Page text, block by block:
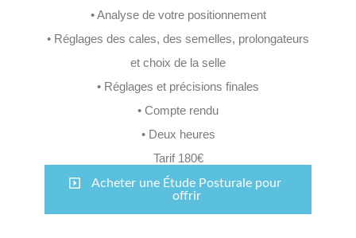
• Analyse de votre positionnement
• Réglages des cales, des semelles, prolongateurs
et choix de la selle
• Réglages et précisions finales
• Compte rendu
• Deux heures
Tarif 180€
Acheter une Étude Posturale pour
offrir